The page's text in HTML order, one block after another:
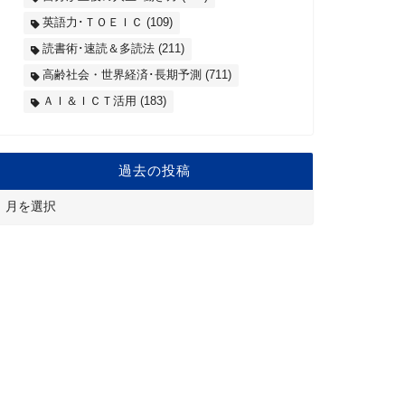
英語力･ＴＯＥＩＣ (109)
読書術･速読＆多読法(211)
高齢社会・世界経済･長期予測 (711)
ＡＩ＆ＩＣＴ活用 (183)
過去の投稿